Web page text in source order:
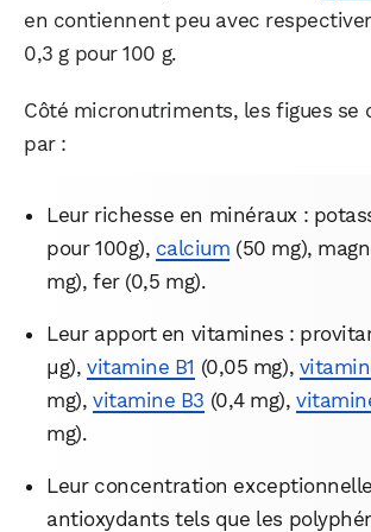
en contiennent peu avec
0,3 g pour 100 g.
Côté micronutriments, les figues se
par :
Leur richesse en minéraux :
pour 100g), calcium (50 mg),
mg), fer (0,5 mg).
Leur apport en vitamines :
μg), vitamine B1 (0,05 mg),
mg), vitamine B3 (0,4 mg),
mg).
Leur concentration
antioxydants tels que les